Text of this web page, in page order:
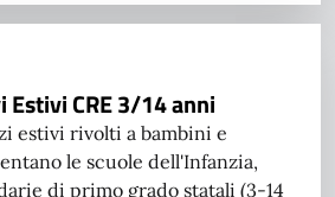
Estivi CRE 3/14 anni
estivi rivolti a bambini e
le scuole dell'Infanzia,
di primo grado statali (3-14